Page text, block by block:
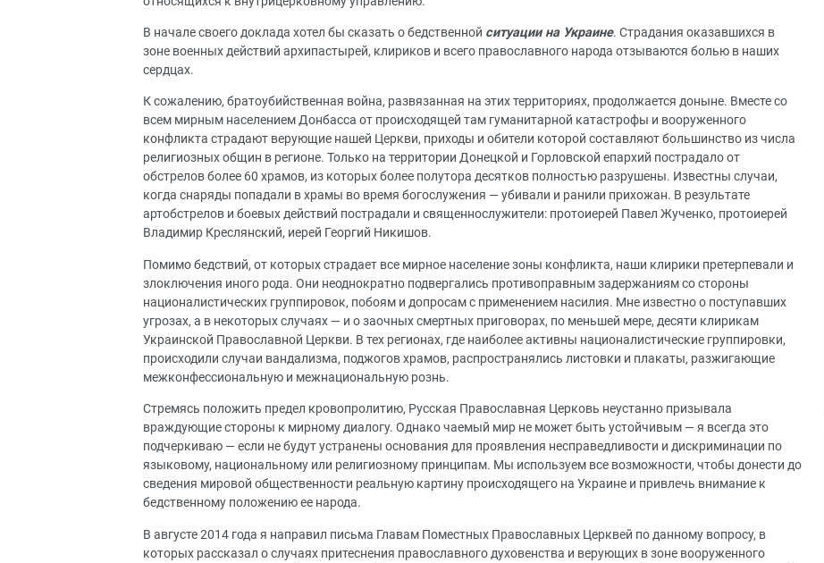
В начале своего доклада хотел бы сказать о бедственной ситуации на Украине. Страдания оказавшихся в
зоне военных действий архипастырей, клириков и всего православного народа отзываются болью в наших
сердцах.
К сожалению, братоубийственная война, развязанная на этих территориях, продолжается доныне. Вместе со
всем мирным населением Донбасса от происходящей там гуманитарной катастрофы и вооруженного
конфликта страдают верующие нашей Церкви, приходы и обители которой составляют большинство из числа
религиозных общин в регионе. Только на территории Донецкой и Горловской епархий пострадало от
обстрелов более 60 храмов, из которых более полутора десятков полностью разрушены. Известны случаи,
когда снаряды попадали в храмы во время богослужения — убивали и ранили прихожан. В результате
артобстрелов и боевых действий пострадали и священнослужители: протоиерей Павел Жученко, протоиерей
Владимир Креслянский, иерей Георгий Никишов.
Помимо бедствий, от которых страдает все мирное население зоны конфликта, наши клирики претерпевали и
злоключения иного рода. Они неоднократно подвергались противоправным задержаниям со стороны
националистических группировок, побоям и допросам с применением насилия. Мне известно о поступавших
угрозах, а в некоторых случаях — и о заочных смертных приговорах, по меньшей мере, десяти клирикам
Украинской Православной Церкви. В тех регионах, где наиболее активны националистические группировки,
происходили случаи вандализма, поджогов храмов, распространялись листовки и плакаты, разжигающие
межконфессиональную и межнациональную рознь.
Стремясь положить предел кровопролитию, Русская Православная Церковь неустанно призывала
враждующие стороны к мирному диалогу. Однако чаемый мир не может быть устойчивым — я всегда это
подчеркиваю — если не будут устранены основания для проявления несправедливости и дискриминации по
языковому, национальному или религиозному принципам. Мы используем все возможности, чтобы донести до
сведения мировой общественности реальную картину происходящего на Украине и привлечь внимание к
бедственному положению ее народа.
В августе 2014 года я направил письма Главам Поместных Православных Церквей по данному вопросу, в
которых рассказал о случаях притеснения православного духовенства и верующих в зоне вооруженного